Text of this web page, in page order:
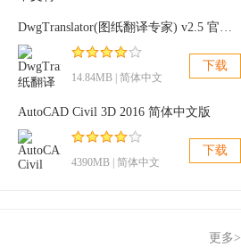
DwgTranslator(图纸翻译专家) v2.5 官方版
14.84MB | 简体中文
下载
AutoCAD Civil 3D 2016 简体中文版
4390MB | 简体中文
下载
更多>